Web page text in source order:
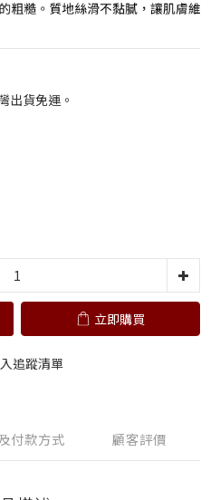
出貨免運。
立即購買
追蹤清單
付款方式 顧客評價